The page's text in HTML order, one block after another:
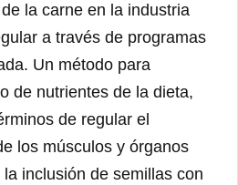
la carne en la industria
a través de programas
Un método para
de nutrientes de la dieta,
de regular el
los músculos y órganos
inclusión de semillas con